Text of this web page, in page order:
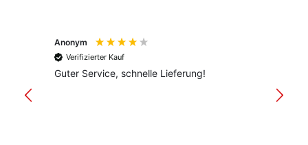
Anonym
Verifizierter Kauf
Guter Service, schnelle Lieferung!